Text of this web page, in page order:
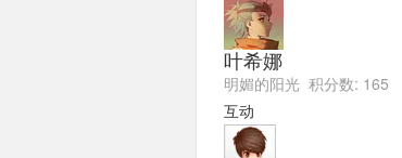
叶希娜
明媚的阳光 积分数: 165
互动